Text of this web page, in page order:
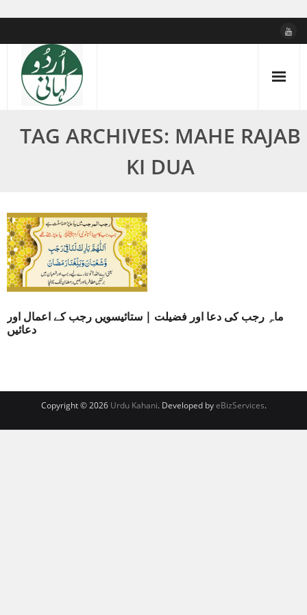
content
TAG ARCHIVES: MAHE RAJAB
KI DUA
ماہِ رجب کی دعا اور فضیلت | ستائیسویں رجب کے اعمال اور
دعائیں
Copyright © 2026 Urdu Kahani. Developed byeBizServices.